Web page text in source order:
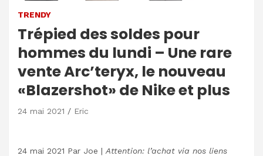
TRENDY
Trépied des soldes pour
hommes du lundi – Une rare
vente Arc’teryx, le nouveau
«Blazershot» de Nike et plus
24 mai 2021 Eric
24 mai 2021 Par Joe | Attention: l’achat via nos liens